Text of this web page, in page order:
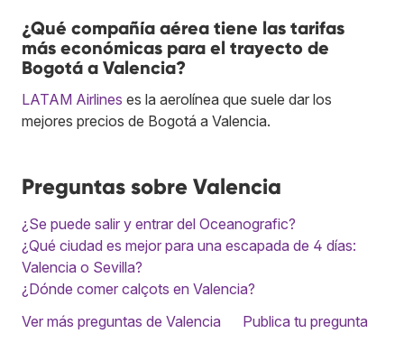
¿Qué compañía aérea tiene las tarifas
más económicas para el trayecto de
Bogotá a Valencia?
LATAM Airlines es la aerolínea que suele dar los
mejores precios de Bogotá a Valencia.
Preguntas sobre Valencia
¿Se puede salir y entrar del Oceanografic?
¿Qué ciudad es mejor para una escapada de 4 días:
Valencia o Sevilla?
¿Dónde comer calçots en Valencia?
Ver más preguntas de Valencia
Publica tu pregunta